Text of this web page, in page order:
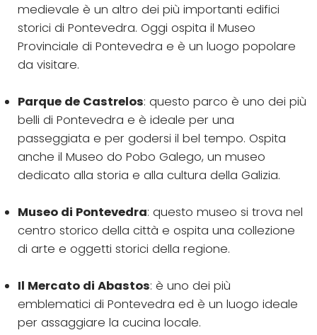
medievale è un altro dei più importanti edifici
storici di Pontevedra. Oggi ospita il Museo
Provinciale di Pontevedra e è un luogo popolare
da visitare.
Parque de Castrelos: questo parco è uno dei più
belli di Pontevedra e è ideale per una
passeggiata e per godersi il bel tempo. Ospita
anche il Museo do Pobo Galego, un museo
dedicato alla storia e alla cultura della Galizia.
Museo di Pontevedra: questo museo si trova nel
centro storico della città e ospita una collezione
di arte e oggetti storici della regione.
Il Mercato di Abastos: è uno dei più
emblematici di Pontevedra ed è un luogo ideale
per assaggiare la cucina locale.